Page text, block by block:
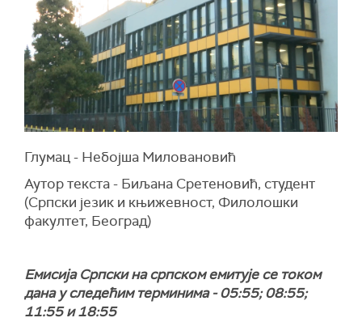
Глумац - Небојша Миловановић
Аутор текста - Биљана Сретеновић, студент
(Српски језик и књижевност, Филолошки
факултет, Београд)
Емисија Српски на српском емитује се током
дана у следећим терминима - 05:55; 08:55;
11:55 и 18:55